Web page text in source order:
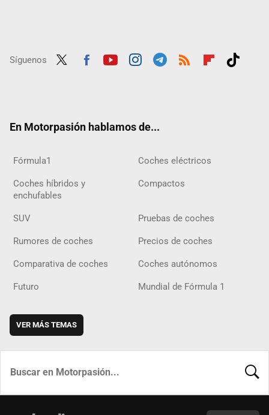
Síguenos
En Motorpasión hablamos de...
Fórmula1 Coches eléctricos
Coches híbridos y
enchufables
Compactos
SUV Pruebas de coches
Rumores de coches Precios de coches
Comparativa de coches Coches autónomos
Futuro Mundial de Fórmula 1
VER MÁS TEMAS